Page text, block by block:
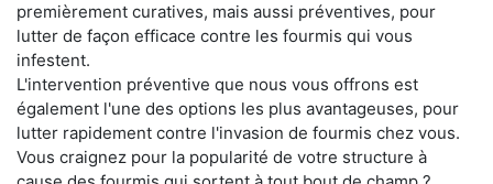
premièrement curatives, mais aussi préventives, pour
lutter de façon efficace contre les fourmis qui vous
infestent.
L'intervention préventive que nous vous offrons est
également l'une des options les plus avantageuses, pour
lutter rapidement contre l'invasion de fourmis chez vous.
Vous craignez pour la popularité de votre structure à